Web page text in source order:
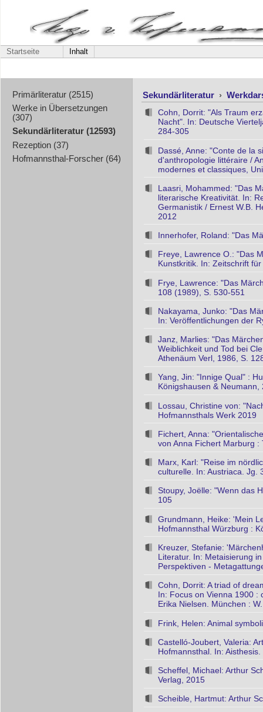
Startseite Inhalt
Primärliteratur (2515)
Werke in Übersetzungen
(307)
Sekundärliteratur (12593)
Rezeption (37)
Hofmannsthal-Forscher (64)
Sekundärliteratur ›
Cohn, Dorrit: "Als Traum
Nacht". In: Deutsche
284-305
Dassé, Anne: "Conte de la
d'anthropologie littéraire /
modernes et classiques,
Laasri, Mohammed: "Das
literarische Kreativität. In:
Germanistik / Ernest W.B.
2012
Innerhofer, Roland: "Das
Freye, Lawrence O.: "Das
Kunstkritik. In: Zeitschrift
Frye, Lawrence: "Das
108 (1989), S. 530-551
Nakayama, Junko: "Das
In: Veröffentlichungen der
Janz, Marlies: "Das
Weiblichkeit und Tod bei
Athenäum Verl, 1986, S.
Yang, Jin: "Innige Qual" :
Königshausen & Neumann,
Lossau, Christine von:
Hofmannsthals Werk 2019
Fichert, Anna:
von Anna Fichert Marburg :
Marx, Karl: "Reise im
culturelle. In: Austriaca. Jg.
Stoupy, Joëlle: "Wenn das
105
Grundmann, Heike: 'Mein
Hofmannsthal Würzburg :
Kreuzer, Stefanie:
Literatur. In: Metaisierung
Perspektiven -
Cohn, Dorrit: A triad of
In: Focus on Vienna 1900 :
Erika Nielsen. München :
Frink, Helen: Animal
Castelló-Joubert, Valeria:
Hofmannsthal. In:
Scheffel, Michael: Arthur
Verlag, 2015
Scheible, Hartmut: Arthur